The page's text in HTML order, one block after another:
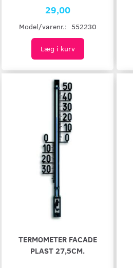
29,00
Model/varenr.: 552230
Læg i kurv
TERMOMETER FACADE
PLAST 27,5CM.